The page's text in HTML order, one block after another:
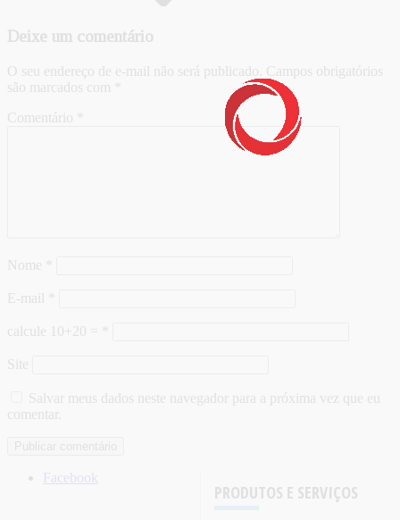
Deixe um comentário
O seu endereço de e-mail não será publicado. Campos obrigatórios
são marcados com
Comentário
Nome
E-mail
calcule 10+20 =
Site
Salvar meus dados neste navegador para a próxima vez que eu
comentar.
PRODUTOS E SERVIÇOS
Facebook